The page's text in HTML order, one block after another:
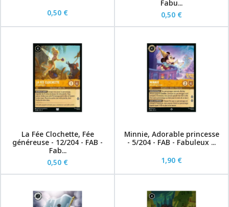
0,50 €
Fabu...
0,50 €
La Fée Clochette, Fée
généreuse - 12/204 - FAB -
Fab...
0,50 €
Minnie, Adorable princesse
- 5/204 - FAB - Fabuleux ...
1,90 €